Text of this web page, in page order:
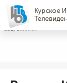
Курское
СОЦРЕКЛАМА